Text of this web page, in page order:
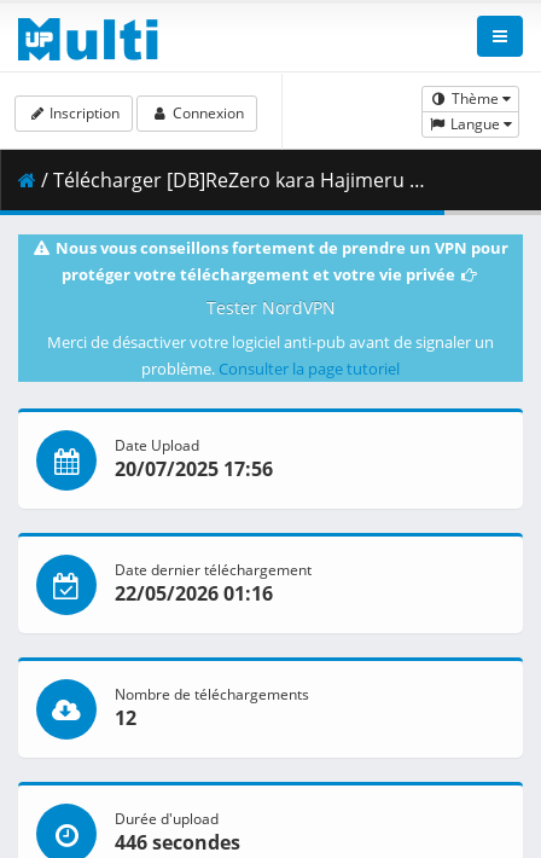
Thème
Langue
Inscription Connexion
/ Télécharger [DB]ReZero kara Hajimeru Isekai Seikatsu 3rd Season_-_10_(Dual Audio_10bit_BD1080p_x265).mkv.002 ( 317.12 MB )
Nous vous conseillons fortement de prendre un VPN pour
protéger votre téléchargement et votre vie privée
Tester NordVPN
Merci de désactiver votre logiciel anti-pub avant de signaler un
problème. Consulter la page tutoriel
Date Upload
20/07/2025 17:56
Date dernier téléchargement
22/05/2026 01:16
Nombre de téléchargements
12
Durée d'upload
446 secondes